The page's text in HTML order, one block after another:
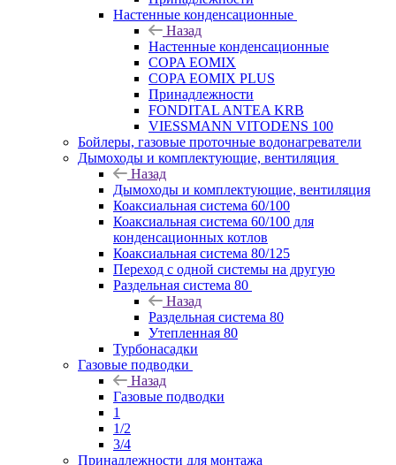
Настенные конденсационные
Назад
Настенные конденсационные
COPA EOMIX
COPA EOMIX PLUS
Принадлежности
FONDITAL ANTEA KRB
VIESSMANN VITODENS 100
Бойлеры, газовые проточные водонагреватели
Дымоходы и комплектующие, вентиляция
Назад
Дымоходы и комплектующие, вентиляция
Коаксиальная система 60/100
Коаксиальная система 60/100 для
конденсационных котлов
Коаксиальная система 80/125
Переход с одной системы на другую
Раздельная система 80
Назад
Раздельная система 80
Утепленная 80
Турбонасадки
Газовые подводки
Назад
Газовые подводки
1
1/2
3/4
Принадлежности для монтажа